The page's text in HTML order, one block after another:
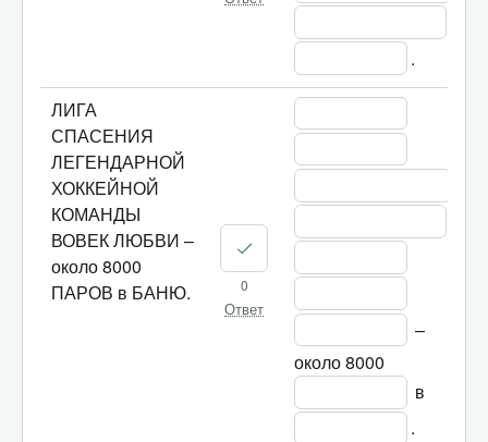
.
ЛИГА
СПАСЕНИЯ
ЛЕГЕНДАРНОЙ
ХОККЕЙНОЙ
КОМАНДЫ
ВОВЕК ЛЮБВИ –
около 8000
ПАРОВ в БАНЮ.
0
Ответ
–
около 8000
в
.